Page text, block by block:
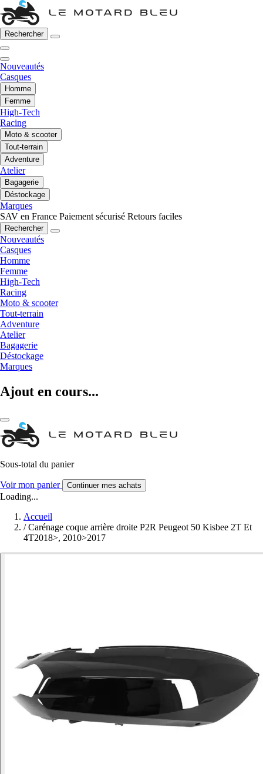
Rechercher
Nouveautés
Casques
Homme
Femme
High-Tech
Racing
Moto & scooter
Tout-terrain
Adventure
Atelier
Bagagerie
Déstockage
Marques
SAV en France Paiement sécurisé Retours faciles
Rechercher
Nouveautés
Casques
Homme
Femme
High-Tech
Racing
Moto & scooter
Tout-terrain
Adventure
Atelier
Bagagerie
Déstockage
Marques
Ajout en cours...
Sous-total du panier
Voir mon panier Continuer mes achats
Loading...
Accueil
/ Carénage coque arrière droite P2R Peugeot 50 Kisbee 2T Et
4T2018>, 2010>2017